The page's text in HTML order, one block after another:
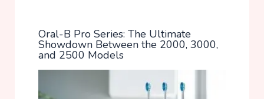
Oral-B Pro Series: The Ultimate
Showdown Between the 2000, 3000,
and 2500 Models